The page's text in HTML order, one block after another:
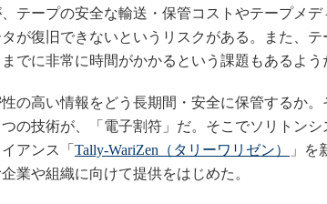
テープの安全な輸送・保管コストやテープメ
が復旧できないというリスクがある。また、テ
でに非常に時間がかかるという課題もあるよう
の高い情報をどう長期間・安全に保管するか。
の技術が、「電子割符」だ。そこでソリトン
アンス「 Tally-WariZen（タリーワリゼン）
」を
業や組織に向けて提供をはじめた。